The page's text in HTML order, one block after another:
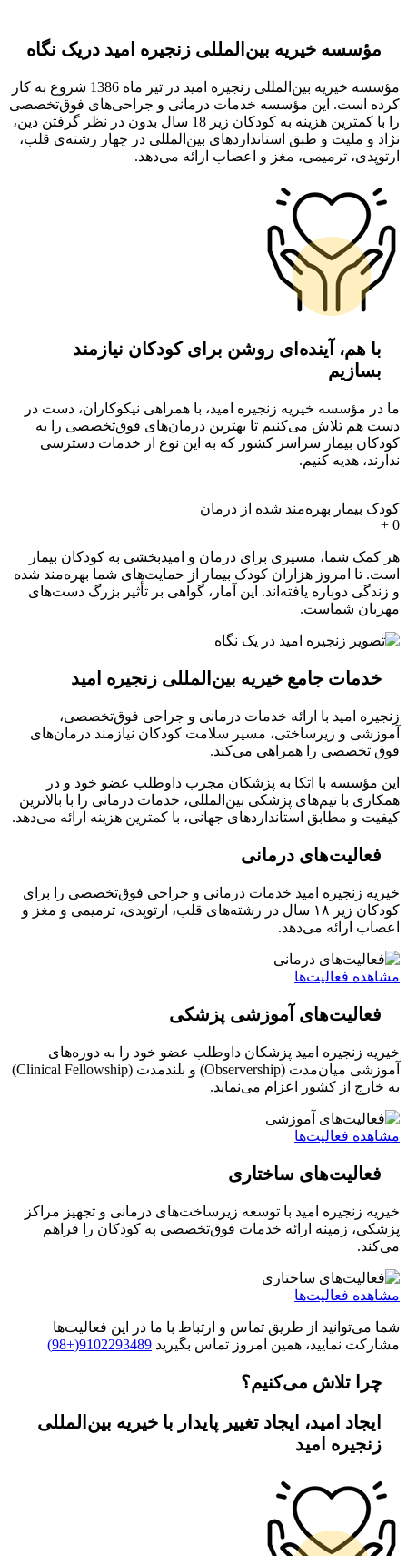
مؤسسه خیریه بین‌المللی زنجیره امید دریک نگاه
مؤسسه خیریه بین‌المللی زنجیره امید در تیر ماه 1386 شروع به کار
کرده است. این مؤسسه خدمات درمانی و جراحی‌های فوق‌تخصصی
را با کمترین هزینه به کودکان زیر 18 سال بدون در نظر گرفتن دین،
نژاد و ملیت و طبق استانداردهای بین‌المللی در چهار رشته‌ی قلب،
ارتوپدی، ترمیمی، مغز و اعصاب ارائه می‌دهد.
با هم، آینده‌ای روشن برای کودکان نیازمند
بسازیم
ما در مؤسسه خیریه زنجیره امید، با همراهی نیکوکاران، دست در
دست هم تلاش می‌کنیم تا بهترین درمان‌های فوق‌تخصصی را به
کودکان بیمار سراسر کشور که به این نوع از خدمات دسترسی
ندارند، هدیه کنیم.
کودک بیمار بهره‌مند شده از درمان
0
+
هر کمک شما، مسیری برای درمان و امیدبخشی به کودکان بیمار
است. تا امروز هزاران کودک بیمار از حمایت‌های شما بهره‌مند شده
و زندگی دوباره یافته‌اند. این آمار، گواهی بر تأثیر بزرگ دست‌های
مهربان شماست.
خدمات جامع خیریه بین‌المللی زنجیره امید
زنجیره امید با ارائه خدمات درمانی و جراحی فوق‌تخصصی،
آموزشی و زیرساختی، مسیر سلامت کودکان نیازمند درمان‌های
فوق تخصصی را همراهی می‌کند.
این مؤسسه با اتکا به پزشکان مجرب داوطلب عضو خود و در
همکاری با تیم‌های پزشکی بین‌المللی، خدمات درمانی را با بالاترین
کیفیت و مطابق استانداردهای جهانی، با کمترین هزینه ارائه می‌دهد.
فعالیت‌های درمانی
خیریه زنجیره امید خدمات درمانی و جراحی فوق‌تخصصی را برای
کودکان زیر ۱۸ سال در رشته‌های قلب، ارتوپدی، ترمیمی و مغز و
اعصاب ارائه می‌دهد.
مشاهده فعالیت‌ها
فعالیت‌های آموزشی پزشکی
خیریه زنجیره امید پزشکان داوطلب عضو خود را به دوره‌های
آموزشی میان‌مدت (Observership) و بلندمدت (Clinical Fellowship)
به خارج از کشور اعزام می‌نماید.
مشاهده فعالیت‌ها
فعالیت‌های ساختاری
خیریه زنجیره امید با توسعه زیرساخت‌های درمانی و تجهیز مراکز
پزشکی، زمینه ارائه خدمات فوق‌تخصصی به کودکان را فراهم
می‌کند.
مشاهده فعالیت‌ها
شما می‌توانید از طریق تماس و ارتباط با ما در این فعالیت‌ها
مشارکت نمایید، همین امروز تماس بگیرید 9102293489(+98)
چرا تلاش می‌کنیم؟
ایجاد امید، ایجاد تغییر پایدار با خیریه بین‌المللی
زنجیره امید